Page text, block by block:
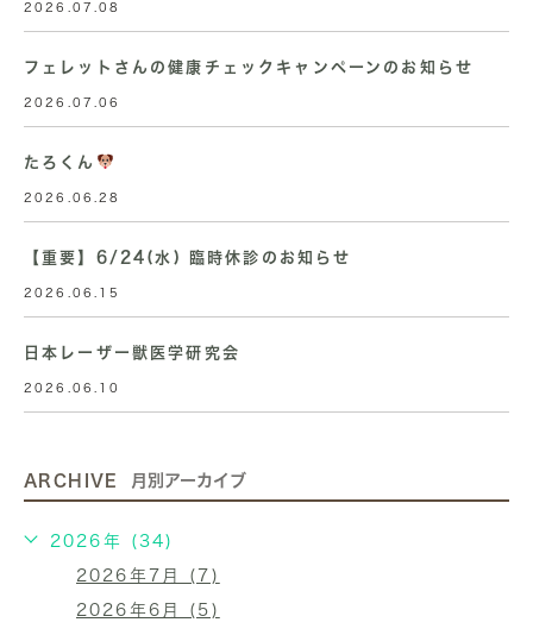
2026.07.08
フェレットさんの健康チェックキャンペーンのお知らせ
2026.07.06
たろくん
2026.06.28
【重要】6/24(水) 臨時休診のお知らせ
2026.06.15
日本レーザー獣医学研究会
2026.06.10
ARCHIVE 月別アーカイブ
2026年 (34)
2026年7月 (7)
2026年6月 (5)